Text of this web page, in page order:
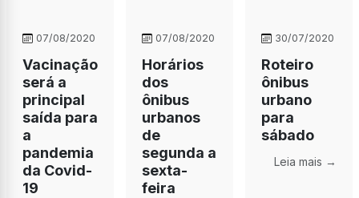
07/08/2020
Vacinação
será a
principal
saída para
a
pandemia
da Covid-
19
07/08/2020
Horários
dos
ônibus
urbanos
de
segunda a
sexta-
feira
30/07/2020
Roteiro
ônibus
urbano
para
sábado
Leia mais →